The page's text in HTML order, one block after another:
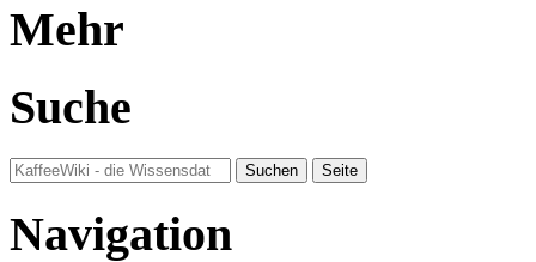
Mehr
Suche
Navigation